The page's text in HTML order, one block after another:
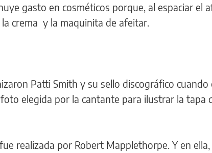
gasto en cosméticos porque, al espaciar el
crema y la maquinita de afeitar.
Patti Smith y su sello discográfico
elegida por la cantante para ilustrar la tapa
realizada por Robert Mapplethorpe. Y en